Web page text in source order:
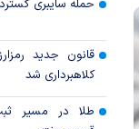
حمله سایبری
قانون جدید
کلاهبرداری شد
طلا در مسیر